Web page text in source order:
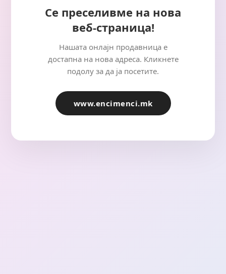
Се преселивме на нова
веб-страница!
Нашата онлајн продавница е
достапна на нова адреса. Кликнете
подолу за да ја посетите.
www.encimenci.mk